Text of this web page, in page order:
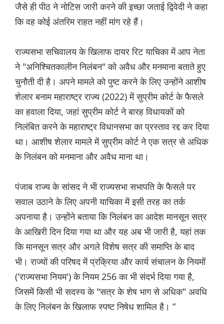
जैसे ही पीठ ने नोटिस जारी करने की इच्छा जताई द्विवेदी ने कहा
कि वह कोई अंतरिम राहत नहीं मांग रहे हैं।
राज्यसभा सचिवालय के खिलाफ दायर रिट याचिका में आप नेता
ने "अनिश्चितकालीन निलंबन" को अवैध और मनमाना बताते हुए
चुनौती दी है। अपने मामले को पुष्ट करने के लिए उन्होंने आशीष
शेलार बनाम महाराष्ट्र राज्य (2022) में सुप्रीम कोर्ट के फैसले
का हवाला दिया, जहां सुप्रीम कोर्ट ने बारह विधायकों को
निलंबित करने के महाराष्ट्र विधानसभा का प्रस्ताव रद्द कर दिया
था। आशीष शेलार मामले में सुप्रीम कोर्ट ने एक सत्र से अधिक
के निलंबन को मनमाना और अवैध माना था।
पंजाब राज्य के सांसद ने भी राज्यसभा सभापति के फैसले पर
सवाल उठाने के लिए अपनी याचिका में इसी तरह का तर्क
अपनाया है। उन्होंने बताया कि निलंबन का आदेश मानसून सत्र
के आखिरी दिन दिया गया था और यह अब भी जारी है, यहां तक
कि मानसून सत्र और अगले विशेष सत्र की समाप्ति के बाद
भी। राज्यों की परिषद में प्रक्रिया और कार्य संचालन के नियमों
('राज्यसभा नियम') के नियम 256 का भी संदर्भ दिया गया है,
जिसमें किसी भी सदस्य के "सत्र के शेष भाग से अधिक" अवधि
के लिए निलंबन के खिलाफ स्पष्ट निषेध शामिल है। ”